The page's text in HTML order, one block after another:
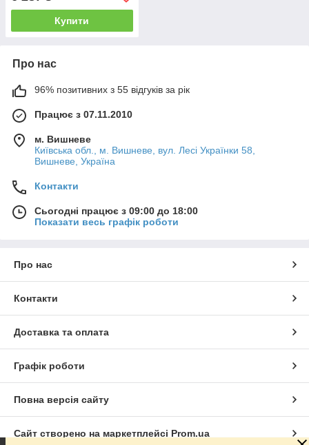
Купити
Про нас
96% позитивних з 55 відгуків за рік
Працює з 07.11.2010
м. Вишневе
Київська обл., м. Вишневе, вул. Лесі Українки 58,
Вишневе, Україна
Контакти
Сьогодні працює з 09:00 до 18:00
Показати весь графік роботи
Про нас
Контакти
Доставка та оплата
Графік роботи
Повна версія сайту
Сайт створено на маркетплейсі Prom.ua